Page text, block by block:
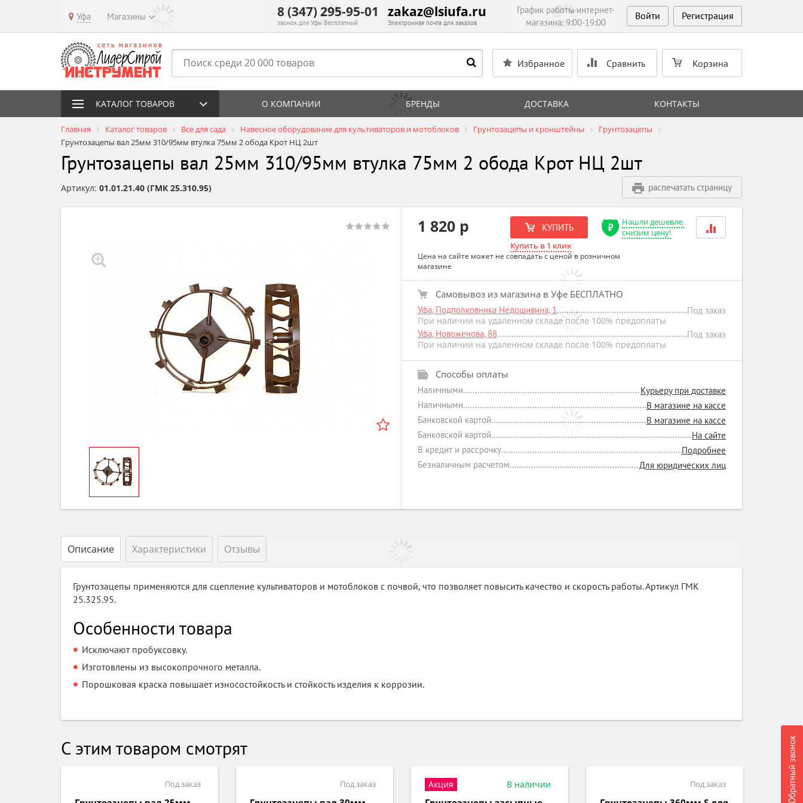
Уфа Магазины 8 (347) 295-95-01
звонок для Уфы бесплатный
zakaz@lsiufa.ru
Электронная почта для заказов
График работы интернет-
магазина: 9:00-19:00
Войти Регистрация
Избранное Сравнить Корзина
Обратный звонок
КАТАЛОГ ТОВАРОВ О КОМПАНИИ БРЕНДЫ ДОСТАВКА КОНТАКТЫ
Главная Каталог товаров Все для сада Навесное оборудование для культиваторов и мотоблоков Грунтозацепы и кронштейны
Грунтозацепы
Грунтозацепы вал 25мм 310/95мм втулка 75мм 2 обода Крот НЦ 2шт
Грунтозацепы вал 25мм 310/95мм втулка 75мм 2 обода Крот НЦ 2шт
распечатать страницу
Артикул: 01.01.21.40 (ГМК 25.310.95)
1 820 р КУПИТЬ
Купить в 1 клик
Нашли дешевле,
снизим цену!
Цена на сайте может не совпадать с ценой в розничном
магазине
Самовывоз из магазина в Уфе БЕСПЛАТНО
Уфа, Подполковника Недошивина, 1
Под заказ
При наличии на удаленном складе после 100% предоплаты
Уфа, Новоженова, 88
Под заказ
При наличии на удаленном складе после 100% предоплаты
Способы оплаты
Наличными
Курьеру при доставке
Наличными
В магазине на кассе
Банковской картой
В магазине на кассе
Банковской картой
На сайте
В кредит и рассрочку
Подробнее
Безналичным расчетом
Для юридических лиц
Описание Характеристики Отзывы
Грунтозацепы применяются для сцепление культиваторов и мотоблоков с почвой, что позволяет повысить качество и скорость работы. Артикул ГМК
25.325.95.
Особенности товара
Исключают пробуксовку.
Изготовлены из высокопрочного металла.
Порошковая краска повышает износостойкость и стойкость изделия к коррозии.
С этим товаром смотрят
Под заказ В наличии Под заказ Под заказ